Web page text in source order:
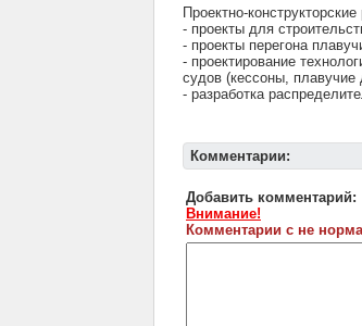
Проектно-
- проекты для
- проекты перегона
- проектирование
судов (кессоны, плавучие
- разработка
Комментарии:
Добавить комментарий:
Внимание!
Комментарии с не